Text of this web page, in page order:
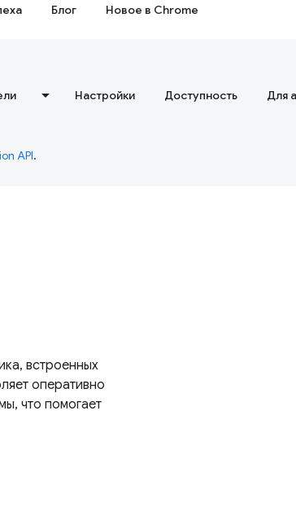
Блог Новое в Chrome
Настройки Доступность Для
API.
встроенных
оперативно
что помогает